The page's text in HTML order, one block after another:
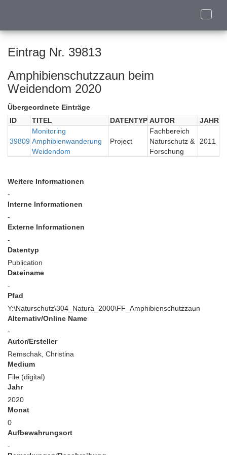
Toggle
Eintrag Nr. 39813
Amphibienschutzzaun beim
Weidendom 2020
Übergeordnete Einträge
ID
TITEL DATENTYP AUTOR JAHR
39809
Monitoring
Amphibienwanderung
Weidendom
Project
Fachbereich
Naturschutz &
Forschung
2011
Weitere Informationen
-
Interne Informationen
-
Externe Informationen
-
Datentyp
Publication
Dateiname
-
Pfad
Y:\Naturschutz\304_Natura_2000\FF_Amphibienschutzzaun
Alternativ/Online Name
-
Autor/Ersteller
Remschak, Christina
Medium
File (digital)
Jahr
2020
Monat
0
Aufbewahrungsort
-